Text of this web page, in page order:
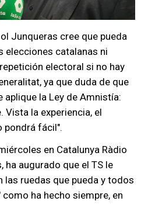
Junqueras cree que pueda
elecciones catalanas ni
electoral si no hay
ya que duda de que
aplique la Ley de Amnistía:
Vista la experiencia, el
pondrá fácil".
en Catalunya Ràdio
ha augurado que el TS le
las ruedas que pueda y todos
ha hecho siempre, en